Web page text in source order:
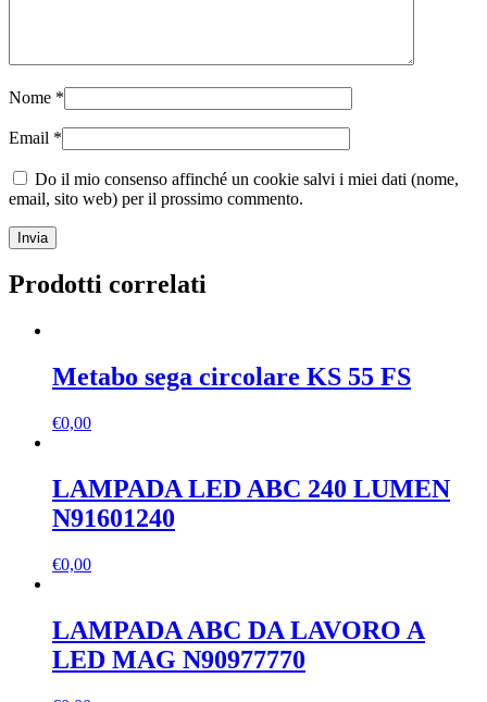
Nome *
Email *
Do il mio consenso affinché un cookie salvi i miei dati (nome,
email, sito web) per il prossimo commento.
Prodotti correlati
Metabo sega circolare KS 55 FS
€0,00
LAMPADA LED ABC 240 LUMEN
N91601240
€0,00
LAMPADA ABC DA LAVORO A
LED MAG N90977770